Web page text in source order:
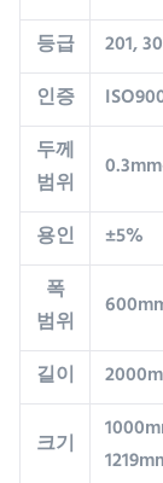
등급
201,
인증
두께
범위
용인
±5%
폭
범위
길이
크기